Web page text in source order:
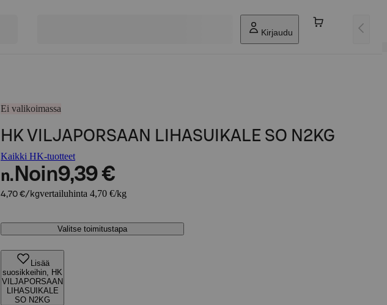
Kirjaudu
Ei valikoimassa
HK VILJAPORSAAN LIHASUIKALE SO N2KG
Kaikki HK-tuotteet
n. Noin9,39 €
4,70 €/kgvertailuhinta 4,70 €/kg
Valitse toimitustapa
Lisää
suosikkeihin, HK
VILJAPORSAAN
LIHASUIKALE
SO N2KG